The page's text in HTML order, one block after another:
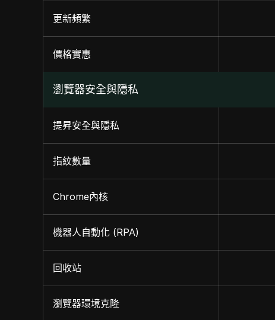
更新頻繁
價格實惠
瀏覽器安全與隱私
提昇安全與隱私
指紋數量
Chrome內核
機器人自動化 (RPA)
回收站
瀏覽器環境克隆